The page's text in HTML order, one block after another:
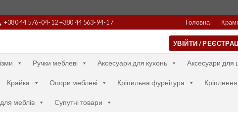
+380 44 576-04-12 +380 44 563-94-17 Головна
УВІЙТИ /
Ручки меблеві Аксесуари для кухонь Аксесуари
Крайка Опори меблеві Кріпильна фурнітура
меблів Cупутні товари